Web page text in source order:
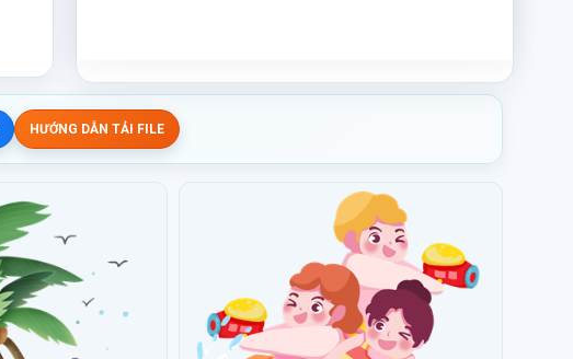
HƯỚNG DẪN TẢI FILE